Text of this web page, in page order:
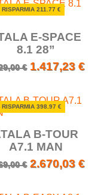
E-SPACE
8.1 28”
€ 1.417,23 €
RISPARMIA 211.77 €
B-TOUR
A7.1 MAN
€ 2.670,03 €
RISPARMIA 398.97 €